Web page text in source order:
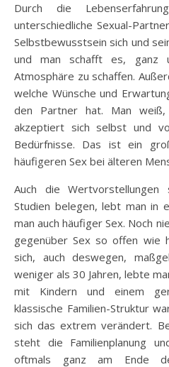
Durch die
unterschiedliche Sexual-
Selbstbewusstsein sich und
und man schafft es, ganz
Atmosphäre zu schaffen.
welche Wünsche und
den Partner hat. Man
akzeptiert sich selbst und
Bedürfnisse. Das ist ein
häufigeren Sex bei älteren
Auch die
Studien belegen, lebt man in
man auch häufiger Sex. Noch
gegenüber Sex so offen wie
sich, auch deswegen,
weniger als 30 Jahren, lebte
mit Kindern und einem
klassische Familien-Struktur
sich das extrem verändert.
steht die Familienplanung
oftmals ganz am Ende